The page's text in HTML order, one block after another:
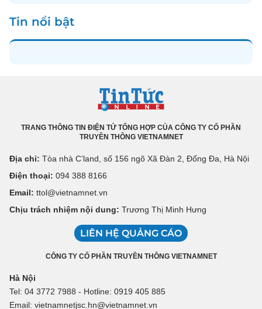
Tin nổi bật
TRANG THÔNG TIN ĐIỆN TỬ TỔNG HỢP CỦA CÔNG TY CỔ PHẦN
TRUYỀN THÔNG VIETNAMNET
Địa chỉ: Tòa nhà C’land, số 156 ngõ Xã Đàn 2, Đống Đa, Hà Nội
Điện thoại: 094 388 8166
Email: ttol@vietnamnet.vn
Chịu trách nhiệm nội dung: Trương Thị Minh Hưng
LIÊN HỆ QUẢNG CÁO
CÔNG TY CỔ PHẦN TRUYỀN THÔNG VIETNAMNET
Hà Nội
Tel: 04 3772 7988 - Hotline: 0919 405 885
Email: vietnamnetjsc.hn@vietnamnet.vn